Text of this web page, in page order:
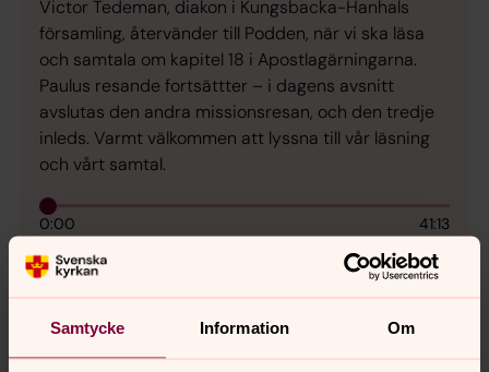
Samtycke Information Om
Victor Tedeman, diakon i Kungsbacka-Hanhals
församling, återvänder till Podden, när vi ska läsa
och samtala om kapitel 18 i Apostlagärningarna.
Paulus resande fortsättter – i dagens avsnitt
avslutas den andra missionsresan, och den tredje
inleds. Varmt välkommen att lyssna till vår läsning
och vårt samtal.
0:00 41:13
Spela